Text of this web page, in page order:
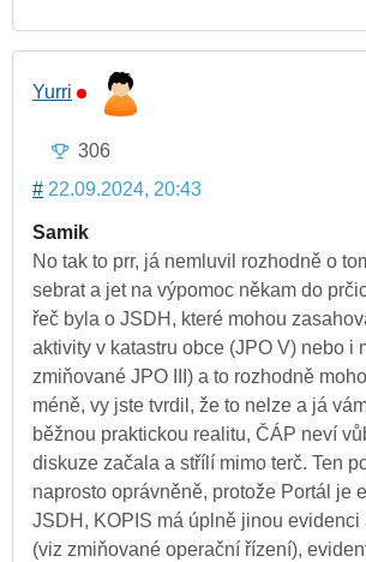
Yurri
306
# 22.09.2024, 20:43
Samik
No tak to prr, já nemluvil rozhodně o
sebrat a jet na výpomoc někam do
řeč byla o JSDH, které mohou
aktivity v katastru obce (JPO V) nebo i
zmiňované JPO III) a to rozhodně
méně, vy jste tvrdil, že to nelze a já
běžnou praktickou realitu, ČÁP neví
diskuze začala a střílí mimo terč. Ten
naprosto oprávněně, protože Portál je
JSDH, KOPIS má úplně jinou evidenci
(viz zmiňované operační řízení),